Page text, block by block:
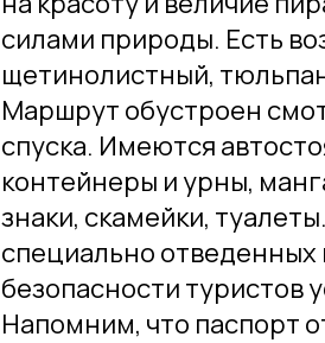
силами природы. Есть
щетинолистный,
Маршрут обустроен
спуска. Имеются
контейнеры и урны,
знаки, скамейки,
специально отведенных
безопасности туристов
Напомним, что паспорт